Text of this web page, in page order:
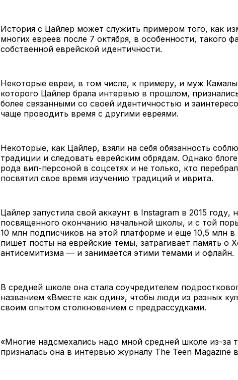
История с Цайлер может служить примером того, как
многих евреев после 7 октября, в особенности, такого
собственной еврейской идентичности.
Некоторые евреи, в том числе, к примеру, и муж
которого Цайлер брала интервью в прошлом,
более связанными со своей идентичностью и
чаще проводить время с другими евреями.
Некоторые, как Цайлер, взяли на себя обязанность
традиции и следовать еврейским обрядам. Однако
рода вип-персоной в соцсетях и не только, кто
посвятил свое время изучению традиций и иврита.
Цайлер запустила свой аккаунт в Instagram в 2015 году,
посвященного окончанию начальной школы, и с той
10 млн подписчиков на этой платформе и еще 10,5 млн в
пишет посты на еврейские темы, затрагивает память о
антисемитизма — и занимается этими темами и офлайн.
В средней школе она стала соучредителем
названием «Вместе как один», чтобы люди из разных
своим опытом столкновением с предрассудками.
«Многие надсмехались надо мной средней школе из-за
призналась она в интервью журналу The Teen Magazine